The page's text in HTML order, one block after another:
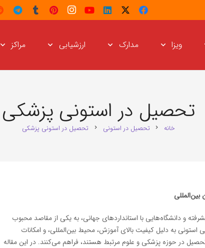
ویزا مدارک ارزشیابی مراکز
تحصیل در استونی پزشکی
خانه chevron_right تحصیل در استونی chevron_right تحصیل در استونی پزشکی
و دانشگاه‌هایی با استانداردهای جهانی، به یکی از مقاصد محبوب
به دلیل کیفیت بالای آموزش، محیط بین‌المللی، و امکانات
در حوزه پزشکی و علوم مرتبط هستند، فراهم می‌کنند. در این مقاله